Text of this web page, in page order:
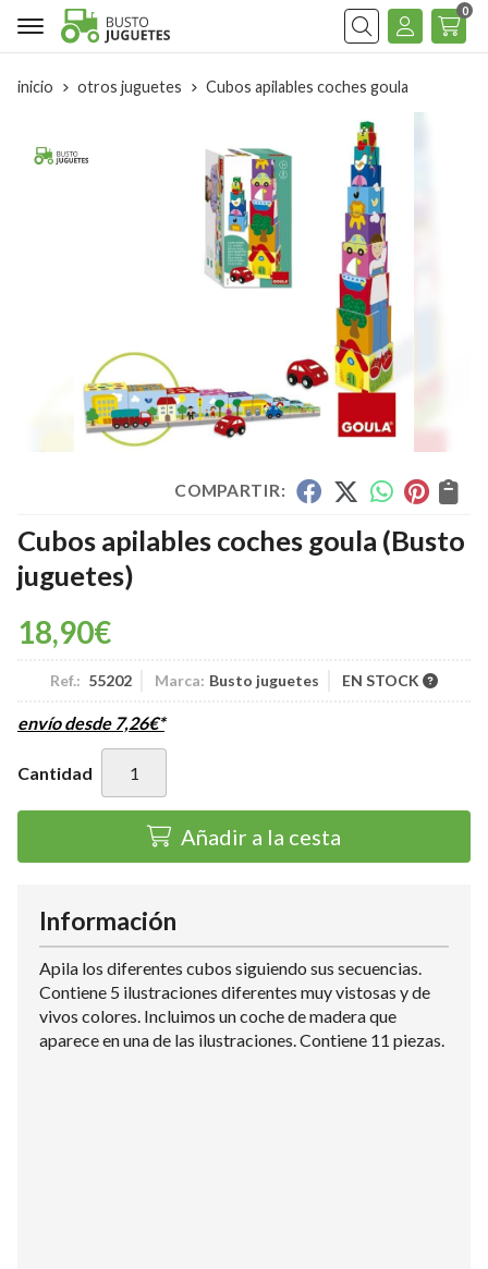
Buscar
0
inicio otros juguetes Cubos apilables coches goula
COMPARTIR:
Cubos apilables coches goula (Busto
juguetes)
18,90€
Ref.: 55202 Marca: Busto juguetes EN STOCK
envío desde 7,26€*
Cantidad
Añadir a la cesta
Información
Apila los diferentes cubos siguiendo sus secuencias.
Contiene 5 ilustraciones diferentes muy vistosas y de
vivos colores. Incluimos un coche de madera que
aparece en una de las ilustraciones. Contiene 11 piezas.